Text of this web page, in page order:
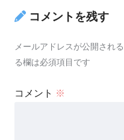
コメントを残す
メールアドレスが公開され
る欄は必須項目です
コメント ※